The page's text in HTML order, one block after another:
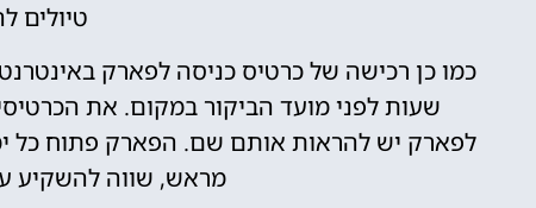
טיולים
כמו כן רכישה של כרטיס כניסה לפארק
שעות לפני מועד הביקור במקום. את
לפארק יש להראות אותם שם. הפארק פתוח כל
מראש, שווה להשקיע